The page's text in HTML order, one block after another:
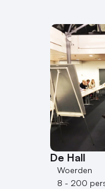
De Hall
Woerden
8 - 200